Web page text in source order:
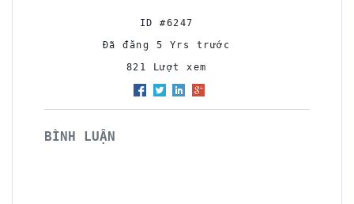
ID #6247
Đã đăng 5 Yrs trước
821 Lượt xem
BÌNH LUẬN